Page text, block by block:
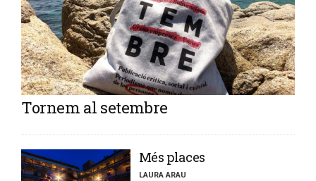
Tornem al setembre
​Més places
LAURA ARAU